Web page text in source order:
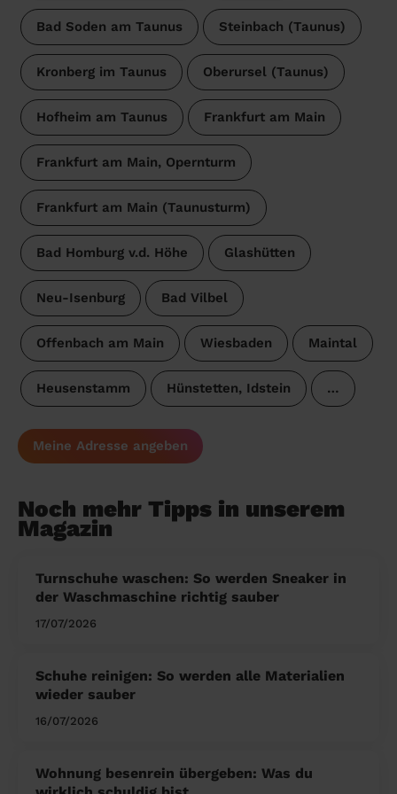
Bad Soden am Taunus Steinbach (Taunus)
Kronberg im Taunus Oberursel (Taunus)
Hofheim am Taunus Frankfurt am Main
Frankfurt am Main, Opernturm
Frankfurt am Main (Taunusturm)
Bad Homburg v.d. Höhe Glashütten
Neu-Isenburg Bad Vilbel
Offenbach am Main Wiesbaden Maintal
Heusenstamm Hünstetten, Idstein …
Meine Adresse angeben
Noch mehr Tipps in unserem
Magazin
Turnschuhe waschen: So werden Sneaker in
der Waschmaschine richtig sauber
17/07/2026
Schuhe reinigen: So werden alle Materialien
wieder sauber
16/07/2026
Wohnung besenrein übergeben: Was du